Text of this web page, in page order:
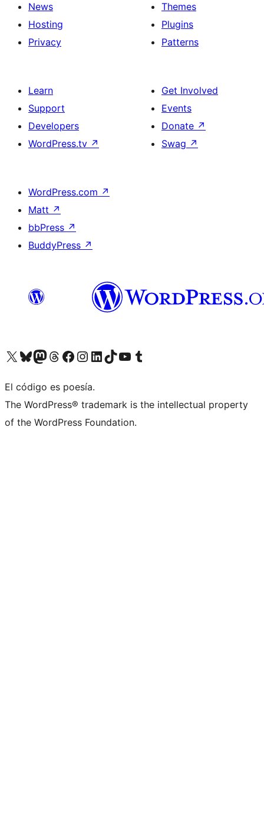
News
Hosting
Privacy
Themes
Plugins
Patterns
Learn
Support
Developers
WordPress.tv ↗
Get Involved
Events
Donate ↗
Swag ↗
WordPress.com ↗
Matt ↗
bbPress ↗
BuddyPress ↗
Visit our X (formerly Twitter) account
Visit our Bluesky account
Visit our Mastodon account
Visit our Threads account
Visit our Facebook page
Visit our Instagram account
Visit our LinkedIn account
Visit our TikTok account
Visit our YouTube channel
Visit our Tumblr account
El código es poesía.
The WordPress® trademark is the intellectual property
of the WordPress Foundation.